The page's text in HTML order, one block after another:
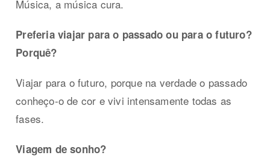
Música, a música cura.
Preferia viajar para o passado ou para o futuro?
Porquê?
Viajar para o futuro, porque na verdade o passado
conheço-o de cor e vivi intensamente todas as
fases.
Viagem de sonho?